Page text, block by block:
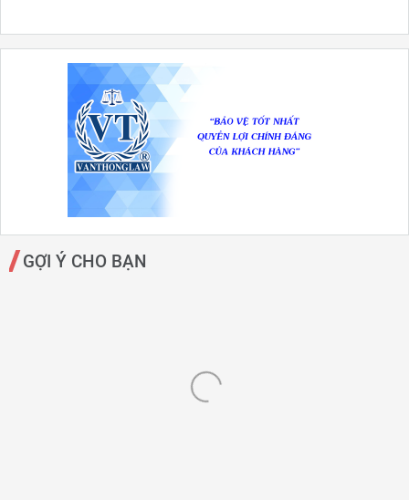
GỢI Ý CHO BẠN